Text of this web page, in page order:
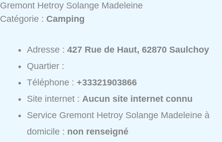
Gremont Hetroy Solange Madeleine
Catégorie :Camping
Adresse :427 Rue de Haut, 62870 Saulchoy
Quartier :
Téléphone :+33321903866
Site internet :Aucun site internet connu
Service Gremont Hetroy Solange Madeleine à
domicile : non renseigné